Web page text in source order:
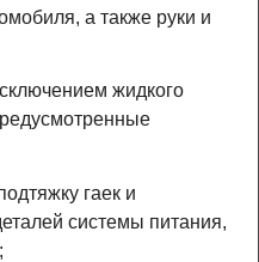
а также руки и
жидкого
гаек и
системы питания,